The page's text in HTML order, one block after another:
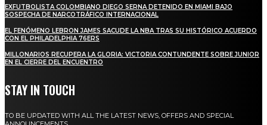
EXFUTBOLISTA COLOMBIANO DIEGO SERNA DETENIDO EN MIAMI BAJO
SOSPECHA DE NARCOTRÁFICO INTERNACIONAL
EL FENÓMENO LEBRON JAMES SACUDE LA NBA TRAS SU HISTÓRICO ACUERDO
CON EL PHILADELPHIA 76ERS
MILLONARIOS RECUPERA LA GLORIA: VICTORIA CONTUNDENTE SOBRE JUNIOR
EN EL CIERRE DEL ENCUENTRO
STAY IN TOUCH
TO BE UPDATED WITH ALL THE LATEST NEWS, OFFERS AND SPECIAL